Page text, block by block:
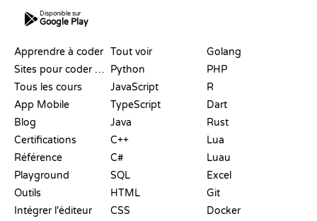
Disponible sur
Google Play
Apprendre à coder
Sites pour coder gratuitement
Tous les cours
App Mobile
Blog
Certifications
Référence
Playground
Outils
Intégrer l'éditeur
Tout voir
Python
JavaScript
TypeScript
Java
C++
C#
SQL
HTML
CSS
Golang
PHP
R
Dart
Rust
Lua
Luau
Excel
Git
Docker